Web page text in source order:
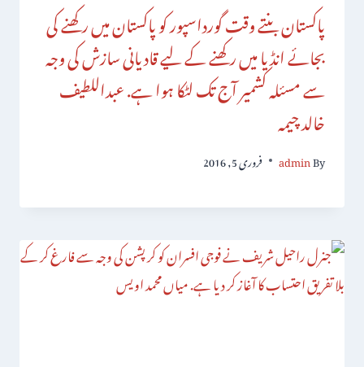
پاکستان بنتے وقت گورداسپور کو پاکستان میں رکھنے کی
بجائے انڈیا میں رکھنے کے لیے قادیانی سازش کی وجہ
سے مسئلہ کشمیر آج تک لٹکا ہوا ہے. عبداللطیف
خالد چیمہ
By
admin فروری 5, 2016